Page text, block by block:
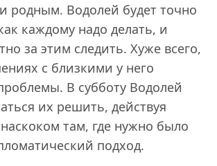
родным. Водолей будет точно
каждому надо делать, и
за этим следить. Хуже всего,
с близкими у него
В субботу Водолей
их решить, действуя
там, где нужно было
подход.